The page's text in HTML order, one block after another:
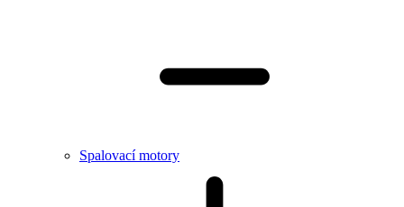
Spalovací motory